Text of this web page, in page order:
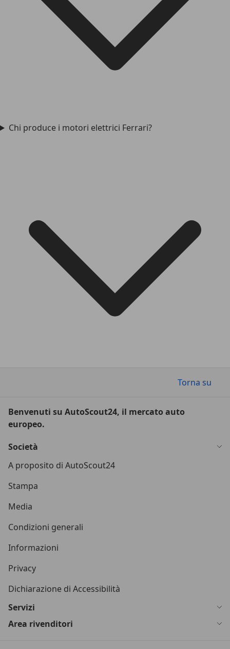
Chi produce i motori elettrici Ferrari?
Torna su
Benvenuti su AutoScout24, il mercato auto
europeo.
Società
A proposito di AutoScout24
Stampa
Media
Condizioni generali
Informazioni
Privacy
Dichiarazione di Accessibilità
Servizi
Area rivenditori